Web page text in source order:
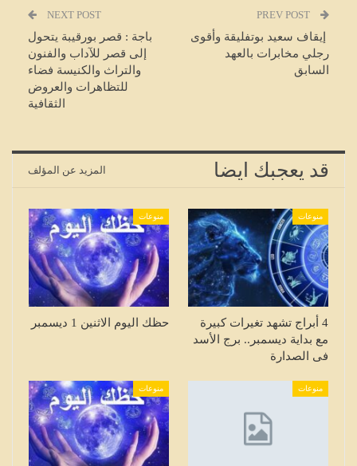
إيقاف سعيد بوتفليقة وأقوى
رجلي مخابرات بالعهد
السابق
NEXT POST
باجة : قصر بورقيبة يتحول
إلى قصر للآداب والفنون
والتراث والكنيسة فضاء
للتظاهرات والعروض
الثقافية
قد يعجبك ايضا المزيد عن المؤلف
منوعات
4 أبراج تشهد تغيرات كبيرة
مع بداية ديسمبر.. برج الأسد
فى الصدارة
منوعات
حظك اليوم الاثنين 1 ديسمبر
منوعات منوعات